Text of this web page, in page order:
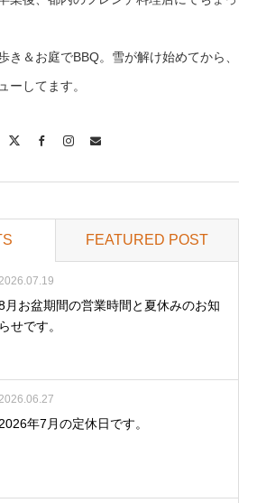
き＆お庭でBBQ。雪が解け始めてから、
ーしてます。
FEATURED POST
月お盆期間の営業時間と夏休みのお知
らせです。
2026年7月の定休日です。